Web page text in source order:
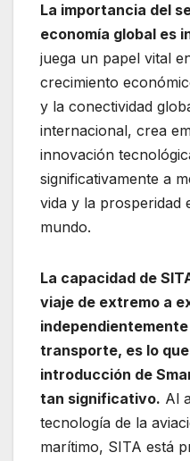
La importancia del
economía global es
juega un papel vital
crecimiento
y la conectividad
internacional, crea
innovación
significativamente a
vida y la prosperidad
mundo.
La capacidad de
viaje de extremo a
transporte, es lo
introducción de
tan significativo. Al
tecnología de la
marítimo, SITA está